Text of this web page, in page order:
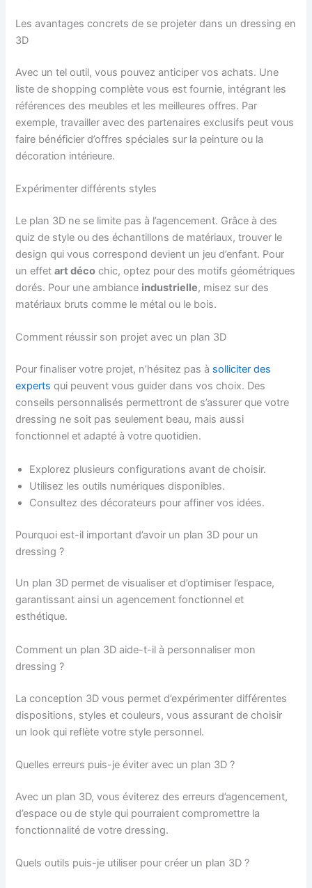
Les avantages concrets de se projeter dans un dressing en
3D
Avec un tel outil, vous pouvez anticiper vos achats. Une
liste de shopping complète vous est fournie, intégrant les
références des meubles et les meilleures offres. Par
exemple, travailler avec des partenaires exclusifs peut vous
faire bénéficier d’offres spéciales sur la peinture ou la
décoration intérieure.
Expérimenter différents styles
Le plan 3D ne se limite pas à l’agencement. Grâce à des
quiz de style ou des échantillons de matériaux, trouver le
design qui vous correspond devient un jeu d’enfant. Pour
un effetart déco chic, optez pour des motifs géométriques
dorés. Pour une ambiance industrielle, misez sur des
matériaux bruts comme le métal ou le bois.
Comment réussir son projet avec un plan 3D
Pour finaliser votre projet, n’hésitez pas à solliciter des
experts qui peuvent vous guider dans vos choix. Des
conseils personnalisés permettront de s’assurer que votre
dressing ne soit pas seulement beau, mais aussi
fonctionnel et adapté à votre quotidien.
Explorez plusieurs configurations avant de choisir.
Utilisez les outils numériques disponibles.
Consultez des décorateurs pour affiner vos idées.
Pourquoi est-il important d’avoir un plan 3D pour un
dressing ?
Un plan 3D permet de visualiser et d’optimiser l’espace,
garantissant ainsi un agencement fonctionnel et
esthétique.
Comment un plan 3D aide-t-il à personnaliser mon
dressing ?
La conception 3D vous permet d’expérimenter différentes
dispositions, styles et couleurs, vous assurant de choisir
un look qui reflète votre style personnel.
Quelles erreurs puis-je éviter avec un plan 3D ?
Avec un plan 3D, vous éviterez des erreurs d’agencement,
d’espace ou de style qui pourraient compromettre la
fonctionnalité de votre dressing.
Quels outils puis-je utiliser pour créer un plan 3D ?